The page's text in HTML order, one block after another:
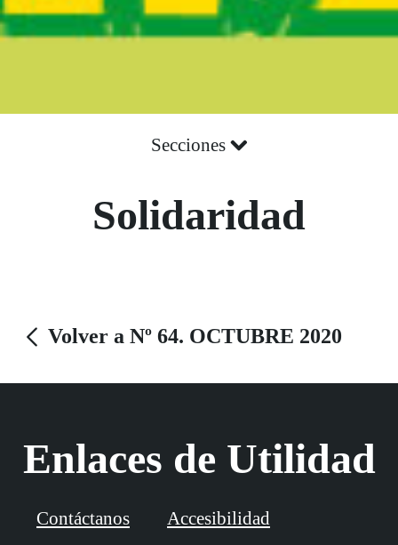
Secciones
Solidaridad
Volver a Nº 64. OCTUBRE 2020
Enlaces de Utilidad
Contáctanos Accesibilidad